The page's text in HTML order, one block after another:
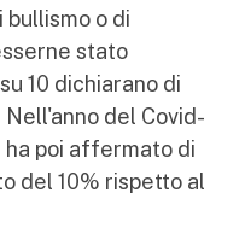
o di
stato
10 dichiarano di
del Covid-
poi affermato di
del 10% rispetto al